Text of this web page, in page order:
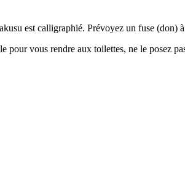
est calligraphié. Prévoyez un fuse (don)
vous rendre aux toilettes, ne le posez